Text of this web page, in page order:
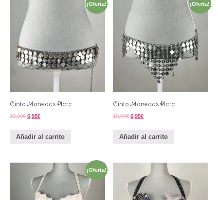
¡Oferta!
Cinto Monedas Plata
10,00€ 6,95€
Añadir al carrito
¡Oferta!
Cinto Monedas Plata
10,00€ 6,95€
Añadir al carrito
¡Oferta!